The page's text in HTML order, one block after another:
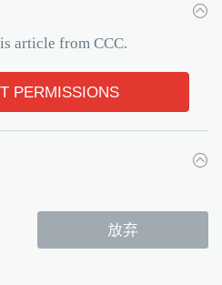
article from CCC.
PERMISSIONS
放弃